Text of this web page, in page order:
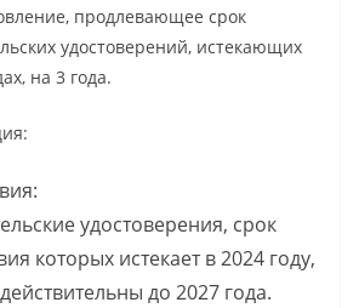
продлевающее срок
удостоверений, истекающих
на 3 года.
удостоверения, срок
которых истекает в 2024 году,
до 2027 года.